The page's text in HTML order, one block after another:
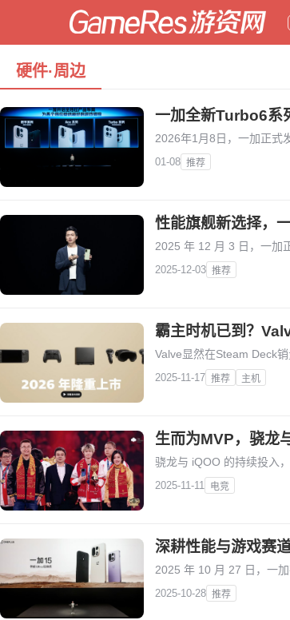
硬件·周边
一加全新Turbo6系
2026年1月8日，一加正式
01-08 推荐
性能旗舰新选择，
2025 年 12 月 3 日，一加
2025-12-03 推荐
霸主时机已到？
Valve显然在Steam Deck销
2025-11-17 推荐 主机
生而为MVP，骁龙
骁龙与 iQOO 的持续投入
2025-11-11 电竞
深耕性能与游戏赛
2025 年 10 月 27 日，一
2025-10-28 推荐